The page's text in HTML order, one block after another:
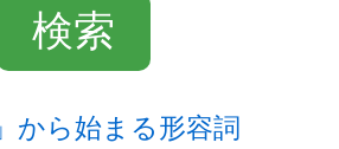
から始まる形容詞